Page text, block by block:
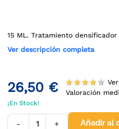
15 ML. Tratamiento
Ver descripción completa
26,50 €
Valoración
¡En Stock!
- + Añadir al